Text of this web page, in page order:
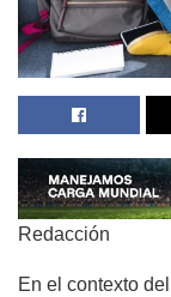
Redacción
En el contexto